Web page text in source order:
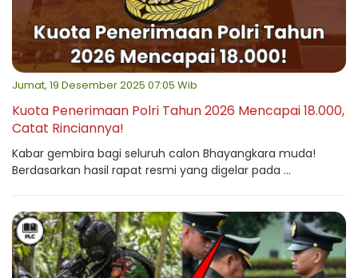
Jumat, 19 Desember 2025 07:05 Wib
Kuota Penerimaan Polri Tahun 2026 Mencapai 18.000,
Catat Rinciannya!
Kabar gembira bagi seluruh calon Bhayangkara muda!
Berdasarkan hasil rapat resmi yang digelar pada ...